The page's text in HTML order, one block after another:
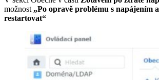
možnost „Po opravě problému s napájením
restartovat“